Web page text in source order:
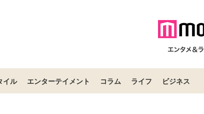
イル エンターテイメント コラム ライフ ビジネス